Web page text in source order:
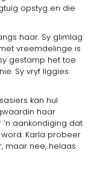
opstyg en die
haar. Sy glimlag
vreemdelinge is
gestamp het toe
Sy vryf liggies
kan hul
haar
aankondiging dat
Karla probeer
maar nee, helaas